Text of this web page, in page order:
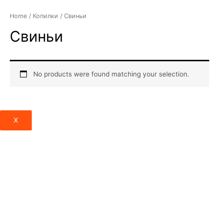
содержимому
Home / Копилки / Свиньи
Свиньи
No products were found matching your selection.
X